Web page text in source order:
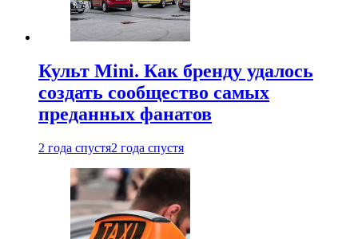
Культ Mini. Как бренду удалось
создать сообщество самых
преданных фанатов
2 года спустя2 года спустя